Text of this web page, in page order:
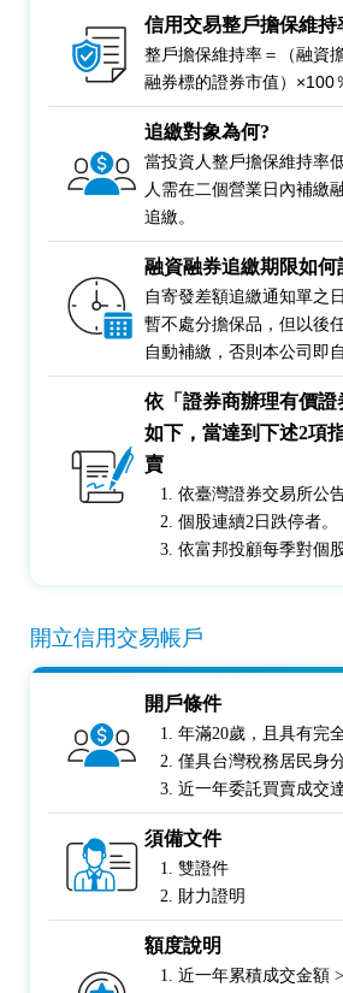
信用交易整戶擔保維持
整戶擔保維持率＝（融資
融券標的證券市值）×100
追繳對象為何?
當投資人整戶擔保維持率
人需在二個營業日內補繳
追繳。
融資融券追繳期限如何
自寄發差額追繳通知單之
暫不處分擔保品，但以後
自動補繳，否則本公司即
依「證券商辦理有價
如下，當達到下述2項
賣
依臺灣證券交易所公
個股連續2日跌停者。
依富邦投顧每季對個
開立信用交易帳戶
開戶條件
年滿20歲，且具有完
僅具台灣稅務居民身
近一年委託買賣成交
須備文件
雙證件
財力證明
額度說明
近一年累積成交金額